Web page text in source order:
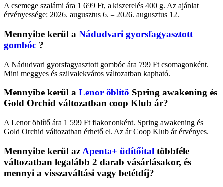
A csemege szalámi ára 1 699 Ft, a kiszerelés 400 g. Az ajánlat
érvényessége: 2026. augusztus 6. – 2026. augusztus 12.
Mennyibe kerül a Nádudvari gyorsfagyasztott
gombóc ?
A Nádudvari gyorsfagyasztott gombóc ára 799 Ft csomagonként.
Mini meggyes és szilvalekváros változatban kapható.
Mennyibe kerül a Lenor öblítő Spring awakening és
Gold Orchid változatban coop Klub ár?
A Lenor öblítő ára 1 599 Ft flakononként. Spring awakening és
Gold Orchid változatban érhető el. Az ár Coop Klub ár érvényes.
Mennyibe kerül az Apenta+ üdítőital többféle
változatban legalább 2 darab vásárlásakor, és
mennyi a visszaváltási vagy betétdíj?